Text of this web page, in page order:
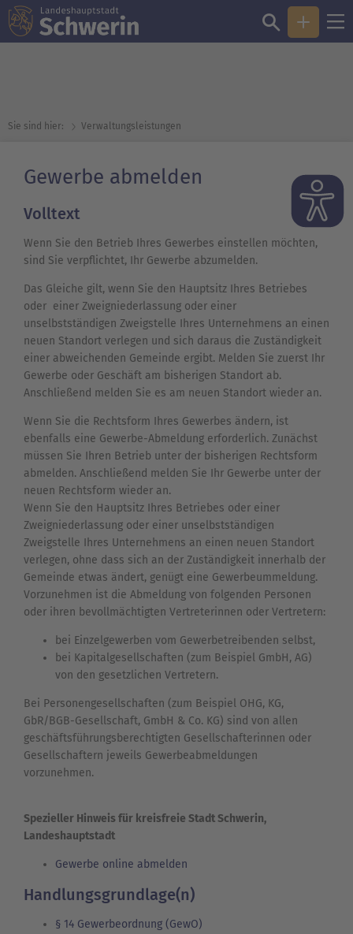
Sie sind hier: Verwaltungsleistungen
Gewerbe abmelden
Volltext
Wenn Sie den Betrieb Ihres Gewerbes einstellen möchten,
sind Sie verpflichtet, Ihr Gewerbe abzumelden.
Das Gleiche gilt, wenn Sie den Hauptsitz Ihres Betriebes
oder einer Zweigniederlassung oder einer
unselbstständigen Zweigstelle Ihres Unternehmens an einen
neuen Standort verlegen und sich daraus die Zuständigkeit
einer abweichenden Gemeinde ergibt. Melden Sie zuerst Ihr
Gewerbe oder Geschäft am bisherigen Standort ab.
Anschließend melden Sie es am neuen Standort wieder an.
Wenn Sie die Rechtsform Ihres Gewerbes ändern, ist
ebenfalls eine Gewerbe-Abmeldung erforderlich. Zunächst
müssen Sie Ihren Betrieb unter der bisherigen Rechtsform
abmelden. Anschließend melden Sie Ihr Gewerbe unter der
neuen Rechtsform wieder an.
Wenn Sie den Hauptsitz Ihres Betriebes oder einer
Zweigniederlassung oder einer unselbstständigen
Zweigstelle Ihres Unternehmens an einen neuen Standort
verlegen, ohne dass sich an der Zuständigkeit innerhalb der
Gemeinde etwas ändert, genügt eine Gewerbeummeldung.
Vorzunehmen ist die Abmeldung von folgenden Personen
oder ihren bevollmächtigten Vertreterinnen oder Vertretern:
bei Einzelgewerben vom Gewerbetreibenden selbst,
bei Kapitalgesellschaften (zum Beispiel GmbH, AG)
von den gesetzlichen Vertretern.
Bei Personengesellschaften (zum Beispiel OHG, KG,
GbR/BGB-Gesellschaft, GmbH & Co. KG) sind von allen
geschäftsführungsberechtigten Gesellschafterinnen oder
Gesellschaftern jeweils Gewerbeabmeldungen
vorzunehmen.
Spezieller Hinweis für kreisfreie Stadt Schwerin,
Landeshauptstadt
Gewerbe online abmelden
Handlungsgrundlage(n)
§ 14 Gewerbeordnung (GewO)